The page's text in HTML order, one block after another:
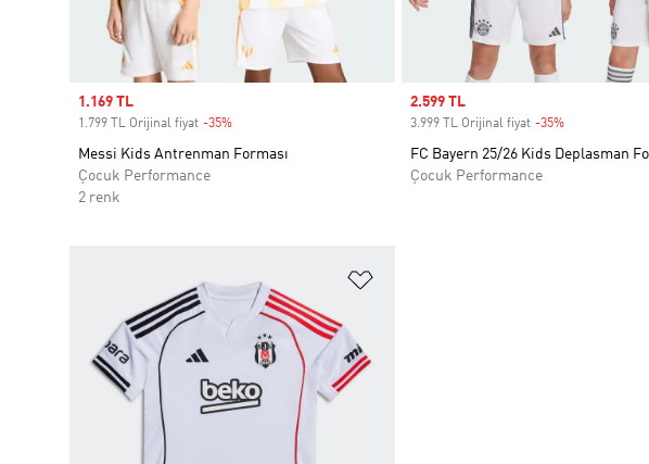
Sale price
1.169 TL
1.799 TL Orijinal fiyat -35%
Messi Kids Antrenman Forması
Çocuk Performance
2 renk
Sale price
2.599 TL
3.999 TL Orijinal fiyat -35%Discount
FC Bayern 25/26 Kids Deplasman
Çocuk Performance